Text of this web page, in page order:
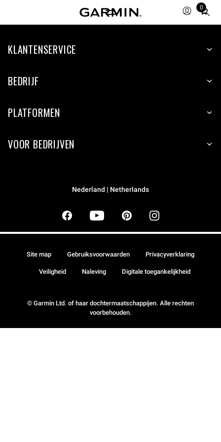
0
Total
items
cart:
KLANTENSERVICE
BEDRIJF
PLATFORMEN
VOOR BEDRIJVEN
Nederland | Netherlands
© Garmin Ltd. of haar dochtermaatschappijen. Alle rechten
voorbehouden.
Site map Gebruiksvoorwaarden Privacyverklaring
Veiligheid Naleving Digitale toegankelijkheid